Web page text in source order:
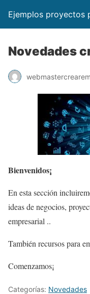
Ejemplos proyectos
Novedades
Bienvenidos¡
En esta sección
ideas de negocios,
empresarial ..
También recursos para
Comenzamos¡
Categorías: Novedades